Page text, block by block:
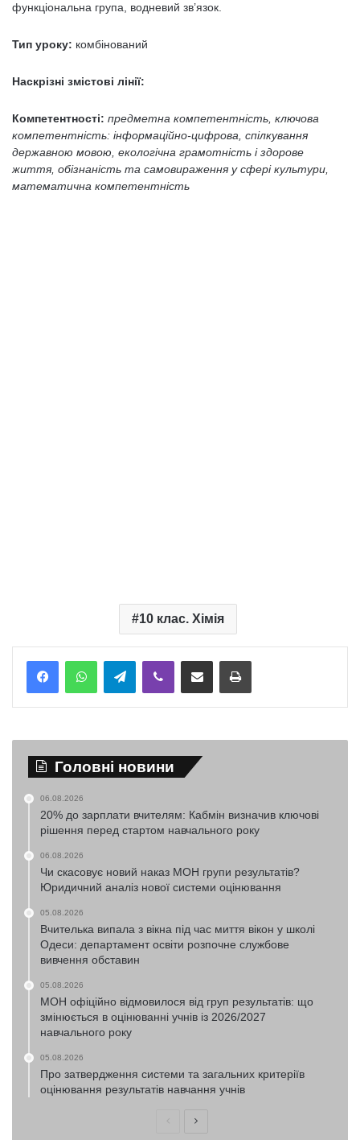
функціональна група, водневий зв’язок.
Тип уроку: комбінований
Наскрізні змістові лінії:
Компетентності: предметна компетентність, ключова
компетентність: інформаційно-цифрова, спілкування
державною мовою, екологічна грамотність і здорове
життя, обізнаність та самовираження у сфері культури,
математична компетентність
10 клас. Хімія
TelegramViber Надіслати електронною поштоюНадрукувати
Головні новини
06.08.2026
20% до зарплати вчителям: Кабмін визначив ключові
рішення перед стартом навчального року
06.08.2026
Чи скасовує новий наказ МОН групи результатів?
Юридичний аналіз нової системи оцінювання
05.08.2026
Вчителька випала з вікна під час миття вікон у школі
Одеси: департамент освіти розпочне службове
вивчення обставин
05.08.2026
МОН офіційно відмовилося від груп результатів: що
змінюється в оцінюванні учнів із 2026/2027
навчального року
05.08.2026
Про затвердження системи та загальних критеріїв
оцінювання результатів навчання учнів
ПопередняНаступна